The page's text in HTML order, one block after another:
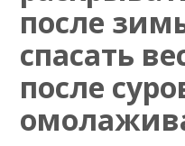
после
спасать
после